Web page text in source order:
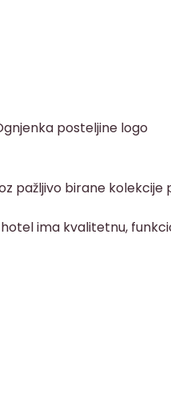
pažljivo birane
ima kvalitetnu,